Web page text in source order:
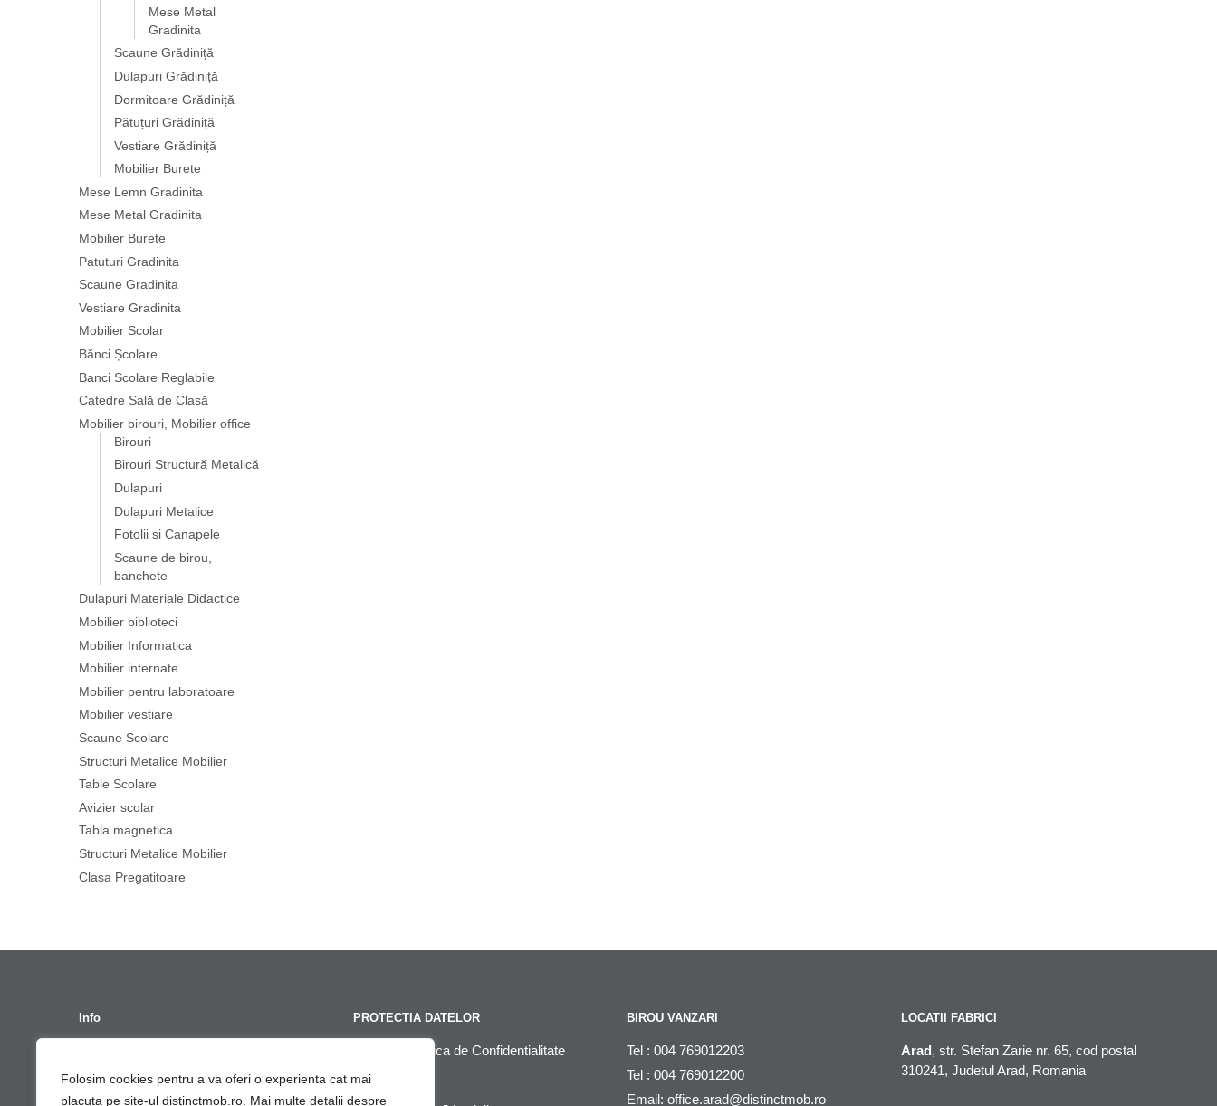
Folosim cookies pentru a va oferi o experienta cat mai
placuta pe site-ul distinctmob.ro. Mai multe detalii despre
Mese Metal
Gradinita
Scaune Grădiniță
Dulapuri Grădiniță
Dormitoare Grădiniță
Pătuțuri Grădiniță
Vestiare Grădiniță
Mobilier Burete
Mese Lemn Gradinita
Mese Metal Gradinita
Mobilier Burete
Patuturi Gradinita
Scaune Gradinita
Vestiare Gradinita
Mobilier Scolar
Bănci Școlare
Banci Scolare Reglabile
Catedre Sală de Clasă
Mobilier birouri, Mobilier office
Birouri
Birouri Structură Metalică
Dulapuri
Dulapuri Metalice
Fotolii si Canapele
Scaune de birou,
banchete
Dulapuri Materiale Didactice
Mobilier biblioteci
Mobilier Informatica
Mobilier internate
Mobilier pentru laboratoare
Mobilier vestiare
Scaune Scolare
Structuri Metalice Mobilier
Table Scolare
Avizier scolar
Tabla magnetica
Structuri Metalice Mobilier
Clasa Pregatitoare
Info
Contact
PROTECTIA DATELOR
GDPR – Politica de Confidentialitate
Cont GDPR
BIROU VANZARI
Tel : 004 769012203
Tel : 004 769012200
Email: office.arad@distinctmob.ro
LOCATII FABRICI
Arad, str. Stefan Zarie nr. 65, cod postal
310241, Judetul Arad, Romania